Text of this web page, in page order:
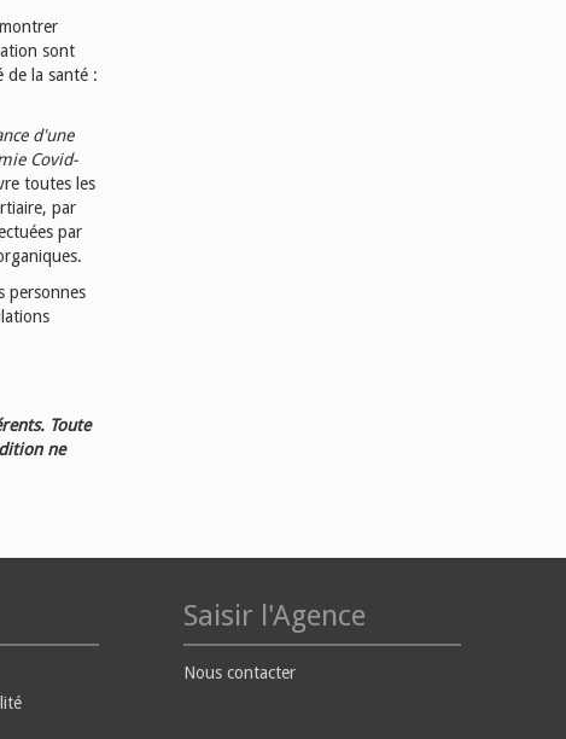
sont
de la santé :
d'une
Covid-
toutes les
par
par
personnes
Toute
ne
Saisir l'Agence
Nous contacter